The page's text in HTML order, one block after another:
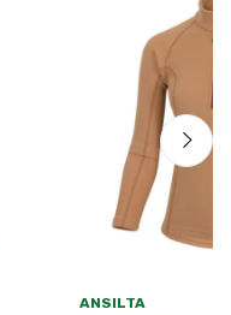
ANSILTA